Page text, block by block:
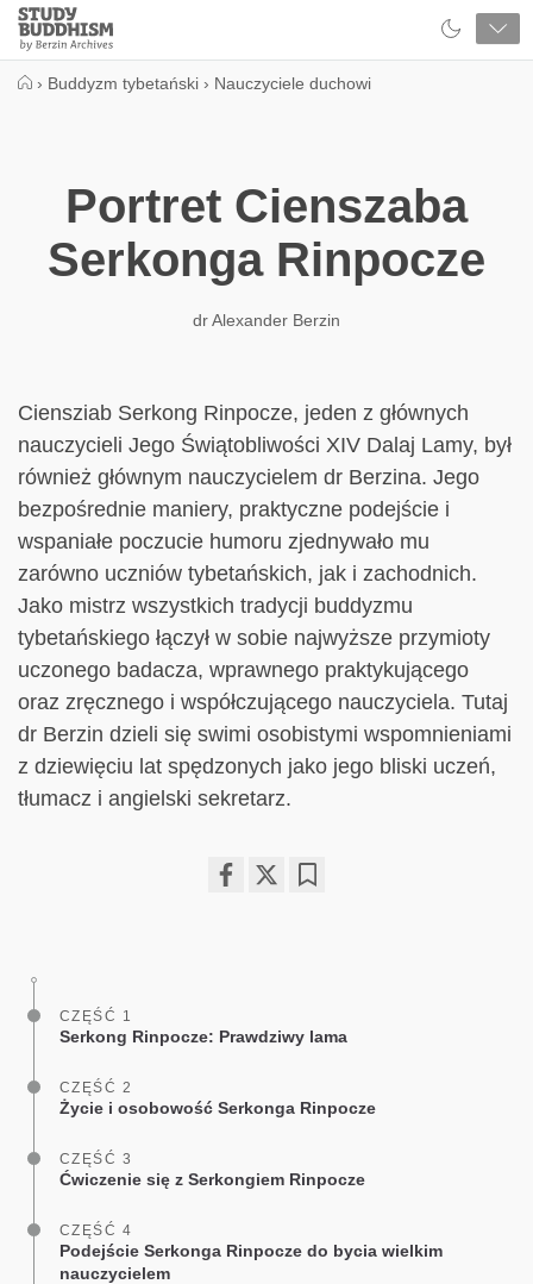
Close
Study
Buddhism
› Buddyzm tybetański › Nauczyciele duchowi
Portret Cienszaba
Serkonga Rinpocze
dr Alexander Berzin
Ciensziab Serkong Rinpocze, jeden z głównych
nauczycieli Jego Świątobliwości XIV Dalaj Lamy, był
również głównym nauczycielem dr Berzina. Jego
bezpośrednie maniery, praktyczne podejście i
wspaniałe poczucie humoru zjednywało mu
zarówno uczniów tybetańskich, jak i zachodnich.
Jako mistrz wszystkich tradycji buddyzmu
tybetańskiego łączył w sobie najwyższe przymioty
uczonego badacza, wprawnego praktykującego
oraz zręcznego i współczującego nauczyciela. Tutaj
dr Berzin dzieli się swimi osobistymi wspomnieniami
z dziewięciu lat spędzonych jako jego bliski uczeń,
tłumacz i angielski sekretarz.
CZĘŚĆ 1
Serkong Rinpocze: Prawdziwy lama
CZĘŚĆ 2
Życie i osobowość Serkonga Rinpocze
CZĘŚĆ 3
Ćwiczenie się z Serkongiem Rinpocze
CZĘŚĆ 4
Podejście Serkonga Rinpocze do bycia wielkim
nauczycielem